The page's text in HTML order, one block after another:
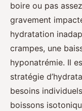
boire ou pas
gravement
hydratation
crampes, une
hyponatrémie. Il
stratégie
besoins
boissons